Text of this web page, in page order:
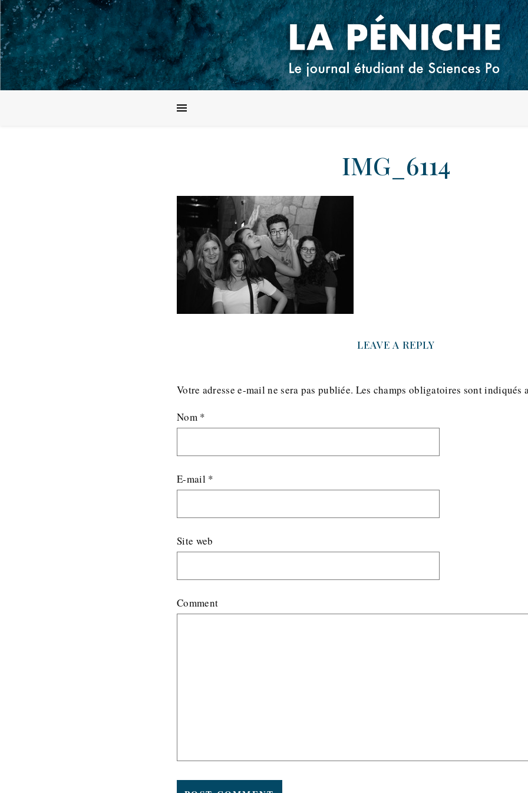
IMG_6114
LEAVE A REPLY
Votre adresse e-mail ne sera pas publiée. Les champs obligatoires sont indiqués
Nom *
E-mail *
Site web
Comment